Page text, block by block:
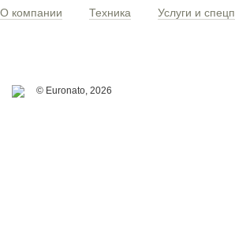
О компании Техника Услуги и
© Euronato, 2026